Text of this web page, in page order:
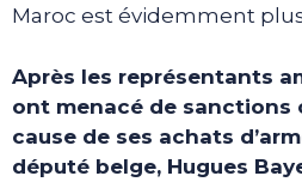
Maroc est évidemment
Après les représentants
ont menacé de sanctions
cause de ses achats
député belge, Hugues